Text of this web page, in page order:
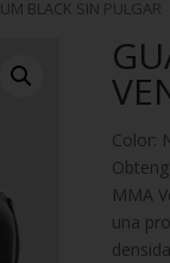
BLACK SIN PULGAR
Color:
MMA
una